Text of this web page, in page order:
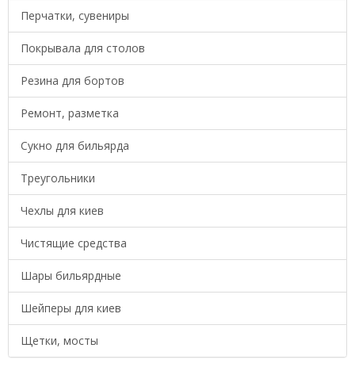
Перчатки, сувениры
Покрывала для столов
Резина для бортов
Ремонт, разметка
Сукно для бильярда
Треугольники
Чехлы для киев
Чистящие средства
Шары бильярдные
Шейперы для киев
Щетки, мосты